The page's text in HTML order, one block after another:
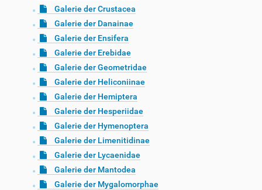
Galerie der Crustacea
Galerie der Danainae
Galerie der Ensifera
Galerie der Erebidae
Galerie der Geometridae
Galerie der Heliconiinae
Galerie der Hemiptera
Galerie der Hesperiidae
Galerie der Hymenoptera
Galerie der Limenitidinae
Galerie der Lycaenidae
Galerie der Mantodea
Galerie der Mygalomorphae